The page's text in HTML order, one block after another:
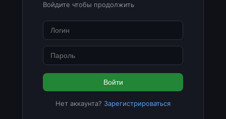
Войдите чтобы продолжить
Войти
Нет аккаунта? Зарегистрироваться